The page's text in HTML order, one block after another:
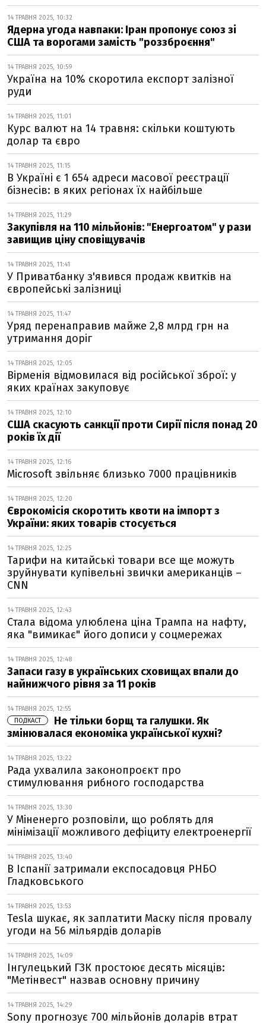
14 ТРАВНЯ 2025, 10:32
Ядерна угода навпаки: Іран пропонує союз зі
США та ворогами замість "роззброєння"
14 ТРАВНЯ 2025, 10:59
Україна на 10% скоротила експорт залізної
руди
14 ТРАВНЯ 2025, 11:01
Курс валют на 14 травня: скільки коштують
долар та євро
14 ТРАВНЯ 2025, 11:15
В Україні є 1 654 адреси масової реєстрації
бізнесів: в яких регіонах їх найбільше
14 ТРАВНЯ 2025, 11:29
Закупівля на 110 мільйонів: "Енергоатом" у рази
завищив ціну сповіщувачів
14 ТРАВНЯ 2025, 11:41
У Приватбанку з'явився продаж квитків на
європейські залізниці
14 ТРАВНЯ 2025, 11:47
Уряд перенаправив майже 2,8 млрд грн на
утримання доріг
14 ТРАВНЯ 2025, 12:05
Вірменія відмовилася від російської зброї: у
яких країнах закуповує
14 ТРАВНЯ 2025, 12:10
США скасують санкції проти Сирії після понад 20
років їх дії
14 ТРАВНЯ 2025, 12:16
Microsoft звільняє близько 7000 працівників
14 ТРАВНЯ 2025, 12:20
Єврокомісія скоротить квоти на імпорт з
України: яких товарів стосується
14 ТРАВНЯ 2025, 12:25
Тарифи на китайські товари все ще можуть
зруйнувати купівельні звички американців –
CNN
14 ТРАВНЯ 2025, 12:43
Стала відома улюблена ціна Трампа на нафту,
яка "вимикає" його дописи у соцмережах
14 ТРАВНЯ 2025, 12:48
Запаси газу в українських сховищах впали до
найнижчого рівня за 11 років
14 ТРАВНЯ 2025, 12:55
ПОДКАСТ
Не тільки борщ та галушки. Як
змінювалася економіка української кухні?
14 ТРАВНЯ 2025, 13:22
Рада ухвалила законопроєкт про
стимулювання рибного господарства
14 ТРАВНЯ 2025, 13:30
У Міненерго розповіли, що роблять для
мінімізації можливого дефіциту електроенергії
14 ТРАВНЯ 2025, 13:40
В Іспанії затримали експосадовця РНБО
Гладковського
14 ТРАВНЯ 2025, 13:53
Tesla шукає, як заплатити Маску після провалу
угоди на 56 мільярдів доларів
14 ТРАВНЯ 2025, 14:09
Інгулецький ГЗК простоює десять місяців:
"Метінвест" назвав основну причину
14 ТРАВНЯ 2025, 14:29
Sony прогнозує 700 мільйонів доларів втрат